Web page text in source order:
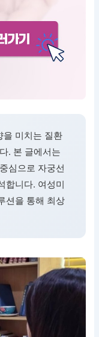
을 미치는 질환
. 본 글에서는
심으로 자궁선
합니다. 여성미
션을 통해 최상